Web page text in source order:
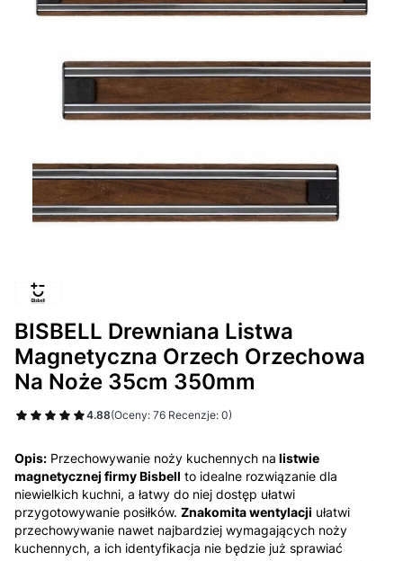
BISBELL Drewniana Listwa
Magnetyczna Orzech Orzechowa
Na Noże 35cm 350mm
4.88(Oceny: 76 Recenzje: 0)
Opis: Przechowywanie noży kuchennych na listwie
magnetycznej firmy Bisbell to idealne rozwiązanie dla
niewielkich kuchni, a łatwy do niej dostęp ułatwi
przygotowywanie posiłków. Znakomita wentylacji ułatwi
przechowywanie nawet najbardziej wymagających noży
kuchennych, a ich identyfikacja nie będzie już sprawiać